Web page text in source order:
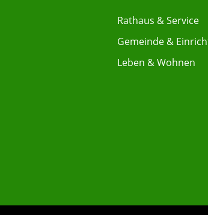
Rathaus & Service
Gemeinde &
Leben & Wohnen